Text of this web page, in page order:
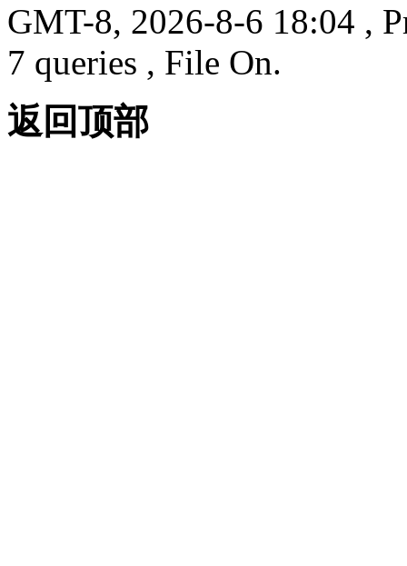
GMT-8, 2026-8-6 18:04 ,
7 queries , File On.
返回顶部